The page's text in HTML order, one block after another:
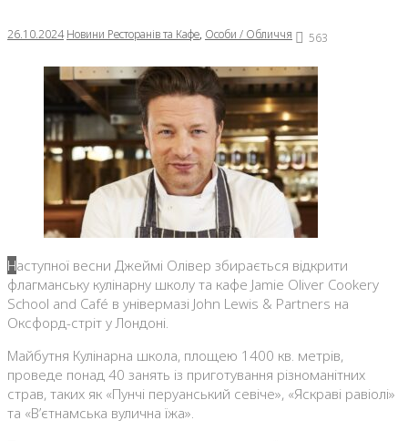
26.10.2024 Новини Ресторанів та Кафе, Особи / Обличчя 563
Наступної весни Джеймі Олівер збирається відкрити
флагманську кулінарну школу та кафе Jamie Oliver Cookery
School and Café в універмазі John Lewis & Partners на
Оксфорд-стріт у Лондоні.
Майбутня Кулінарна школа, площею 1400 кв. метрів,
проведе понад 40 занять із приготування різноманітних
страв, таких як «Пунчі перуанський севіче», «Яскраві равіолі»
та «В’єтнамська вулична їжа».